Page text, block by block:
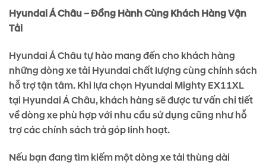
Hyundai Á Châu – Đồng Hành Cùng Khách Hàng Vận
Tải
Hyundai Á Châu tự hào mang đến cho khách hàng
những dòng xe tải Hyundai chất lượng cùng chính sách
hỗ trợ tận tâm. Khi lựa chọn Hyundai Mighty EX11XL
tại Hyundai Á Châu, khách hàng sẽ được tư vấn chi tiết
về dòng xe phù hợp với nhu cầu sử dụng cũng như hỗ
trợ các chính sách trả góp linh hoạt.
Nếu bạn đang tìm kiếm một dòng xe tải thùng dài